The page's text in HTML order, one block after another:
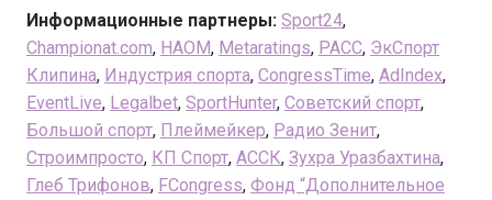
Информационные партнеры: Sport24,
Championat.com, НАОМ, Metaratings, РАСС, ЭкCпорт
Клипина, Индустрия спорта, CongressTime, AdIndex,
EventLive, Legalbet, SportHunter, Советский спорт,
Большой спорт, Плеймейкер, Радио Зенит,
Строимпросто, КП Спорт, АССК, Зухра Уразбахтина,
Глеб Трифонов, FCongress, Фонд “Дополнительное